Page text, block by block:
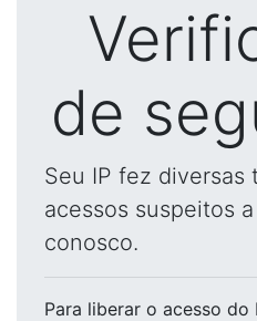
de
Seu IP fez diversas
acessos suspeitos
conosco.
Para liberar o acesso do